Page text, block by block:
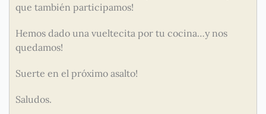
que también participamos!
Hemos dado una vueltecita por tu cocina…y nos
quedamos!
Suerte en el próximo asalto!
Saludos.